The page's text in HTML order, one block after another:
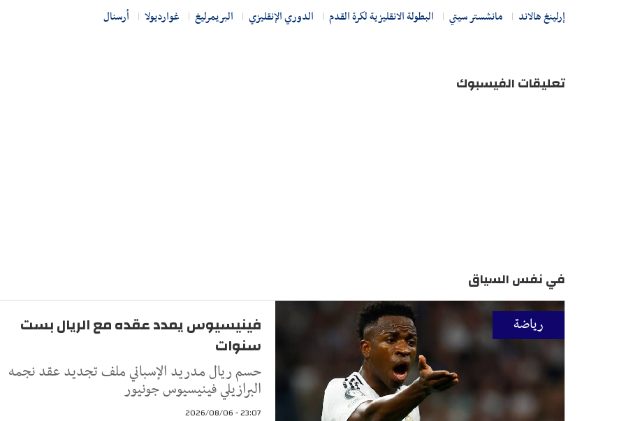
إرلينغ هالاند مانشستر سيتي البطولة الانقليزية لكرة القدم الدوري الإنقليزي البريمرليغ غوارديولا أرسنال
تعليقات الفيسبوك
في نفس السياق
رياضة
فينيسيوس يمدد عقده مع الريال بست
سنوات
حسم ريال مدريد الإسباني ملف تجديد عقد نجمه
البرازيلي فينيسيوس جونيور
23:07 - 2026/08/06